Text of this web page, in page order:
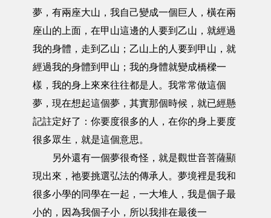
夢，有兩座大山，我自己變成一個巨人，橫在兩
座山的上面，在甲山這邊的人要到乙山，就經過
我的身體，走到乙山；乙山上的人要到甲山，就
經過我的身體到甲山；我的身體就變成橋樑一
樣，我的身上來來往往都是人。我常常做這個
夢，現在想起這個夢，其實那個時候，就已經懸
記註定好了：你要度很多的人，在你的身上要度
很多眾生，就是這個意思。
另外還有一個夢很奇怪，就是觀世音菩薩顯
現出來，祂要挑選弘法的傳承人。夢境裡是我和
很多小學的同學在一起，一大堆人，我是個子最
小的，因為我個子小，所以我排在最後一